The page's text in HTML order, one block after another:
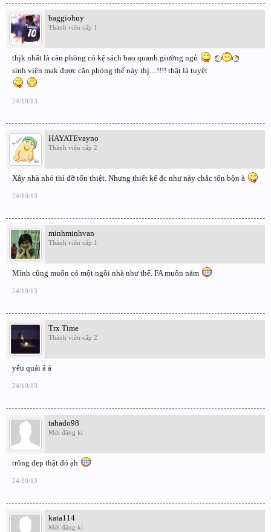
baggiohuy
Thành viên cấp 1
thjk nhất là căn phòng có kệ sách bao quanh giường ngủ
sinh viên mak được căn phòng thế này thj....!!!! thật là tuyệt
24/10/13
HAYATEvayno
Thành viên cấp 2
Xây nhà nhỏ thì đỡ tốn thiệt. Nhưng thiết kế đc như này chắc tốn bộn à
24/10/13
minhminhvan
Thành viên cấp 1
Mình cũng muốn có một ngôi nhà như thế. FA muôn năm
24/10/13
Trx Time
Thành viên cấp 2
yêu quái á á
24/10/13
tahado98
Mới đăng kí
trông đẹp thật đó ạh
24/10/13
kata114
Mới đăng kí